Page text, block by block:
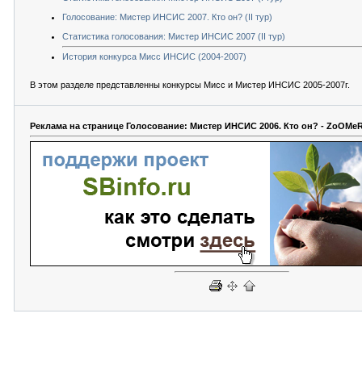
Голосование: Мистер ИНСИС 2007. Кто он? (II тур)
Статистика голосования: Мистер ИНСИС 2007 (II тур)
История конкурса Мисс ИНСИС (2004-2007)
В этом разделе представленны конкурсы Мисс и Мистер ИНСИС 2005-2007г.
Реклама на странице Голосование: Мистер ИНСИС 2006. Кто он? -